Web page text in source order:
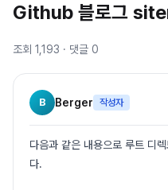
Github 블로그
조회 1,193 · 댓글 0
B Berger 작성자
다음과 같은 내용으로 루트 디
다.